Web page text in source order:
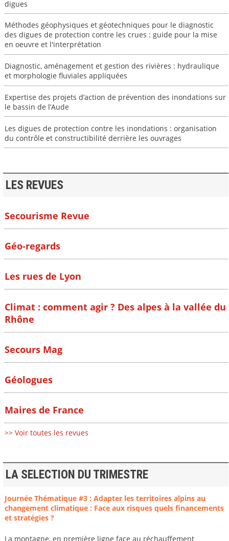
digues
Méthodes géophysiques et géotechniques pour le diagnostic
des digues de protection contre les crues : guide pour la mise
en oeuvre et l'interprétation
Diagnostic, aménagement et gestion des rivières : hydraulique
et morphologie fluviales appliquées
Expertise des projets d’action de prévention des inondations sur
le bassin de l’Aude
Les digues de protection contre les inondations : organisation
du contrôle et constructibilité derrière les ouvrages
LES REVUES
Secourisme Revue
Géo-regards
Les rues de Lyon
Climat : comment agir ? Des alpes à la vallée du
Rhône
Secours Mag
Géologues
Maires de France
>> Voir toutes les revues
LA SELECTION DU TRIMESTRE
Journée Thématique #3 : Adapter les territoires alpins au
changement climatique : Face aux risques quels financements
et stratégies ?
La montagne, en première ligne face au réchauffement